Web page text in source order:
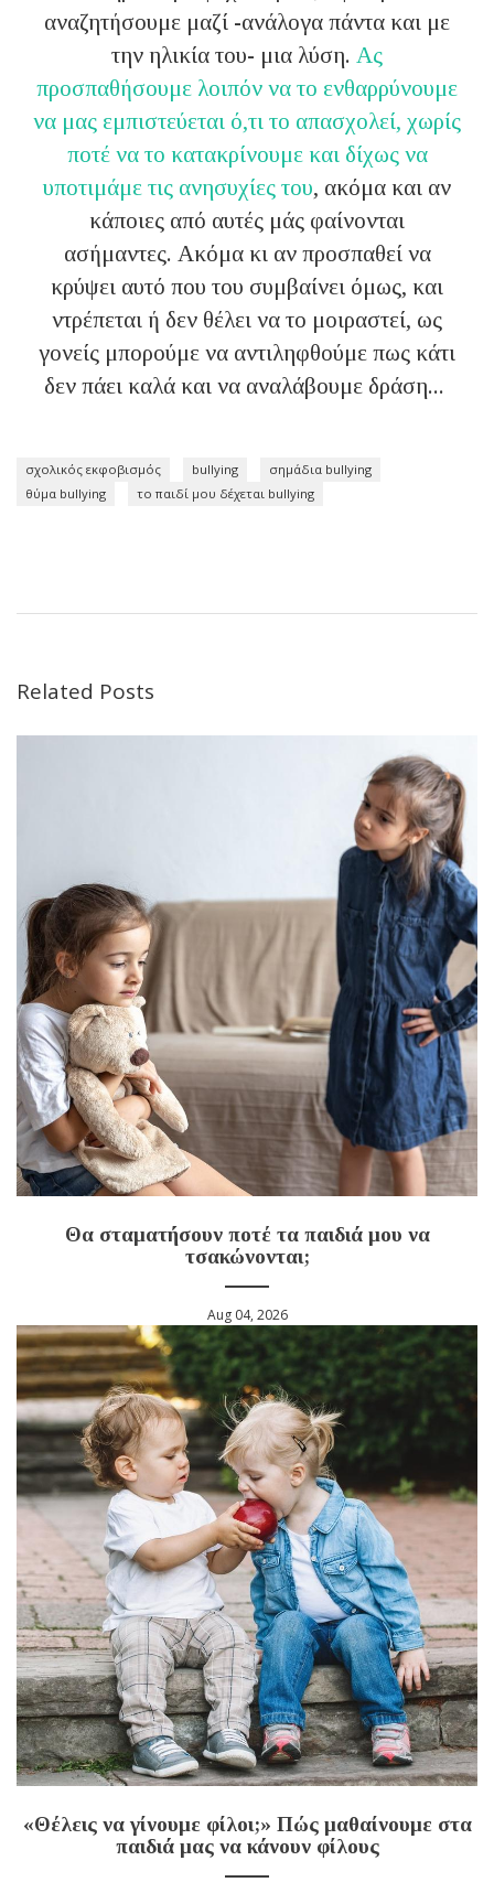
αναζητήσουμε μαζί -ανάλογα πάντα και με
την ηλικία του- μια λύση. Ας
προσπαθήσουμε λοιπόν να το ενθαρρύνουμε
να μας εμπιστεύεται ό,τι το απασχολεί, χωρίς
ποτέ να το κατακρίνουμε και δίχως να
υποτιμάμε τις ανησυχίες του, ακόμα και αν
κάποιες από αυτές μάς φαίνονται
ασήμαντες. Ακόμα κι αν προσπαθεί να
κρύψει αυτό που του συμβαίνει όμως, και
ντρέπεται ή δεν θέλει να το μοιραστεί, ως
γονείς μπορούμε να αντιληφθούμε πως κάτι
δεν πάει καλά και να αναλάβουμε δράση...
σχολικός εκφοβισμός bullying
σημάδια bullying
θύμα bullying
το παιδί μου δέχεται bullying
Related Posts
Θα σταματήσουν ποτέ τα παιδιά μου να
τσακώνονται;
Aug 04, 2026
«Θέλεις να γίνουμε φίλοι;» Πώς μαθαίνουμε στα
παιδιά μας να κάνουν φίλους